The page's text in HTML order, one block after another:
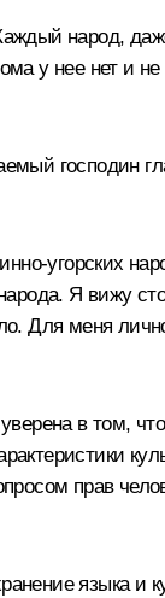
народ,
у нее нет и
господин
угорских
Я вижу
Для меня
в том, что
прав
языка и